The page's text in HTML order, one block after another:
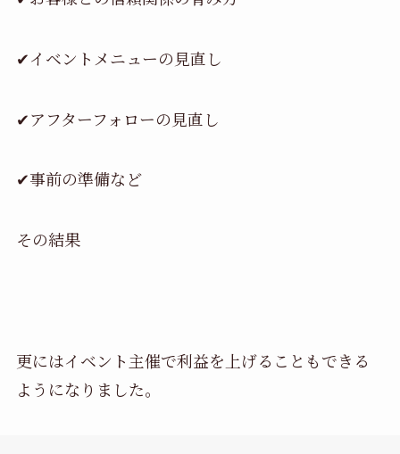
✔イベントメニューの見直し
✔アフターフォローの見直し
✔事前の準備など
その結果
更にはイベント主催で利益を上げることもできる
ようになりました。